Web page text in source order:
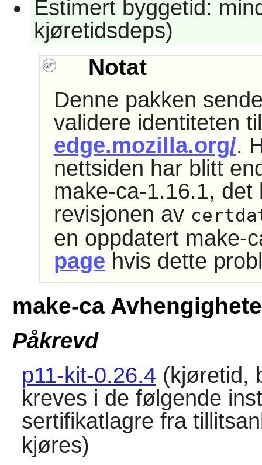
Estimert byggetid:
kjøretidsdeps)
Notat
Denne pakken
validere identiteten
edge.mozilla.org/.
nettsiden har blitt
make-ca-1.16.1, det
revisjonen av
en oppdatert make-
page hvis dette
make-ca
Påkrevd
p11-kit-0.26.4 (kjøretid,
kreves i de følgende
sertifikatlagre fra
kjøres)